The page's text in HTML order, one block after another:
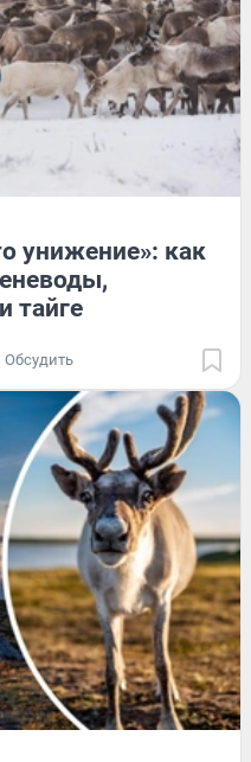
унижение»: как
тайге
Обсудить